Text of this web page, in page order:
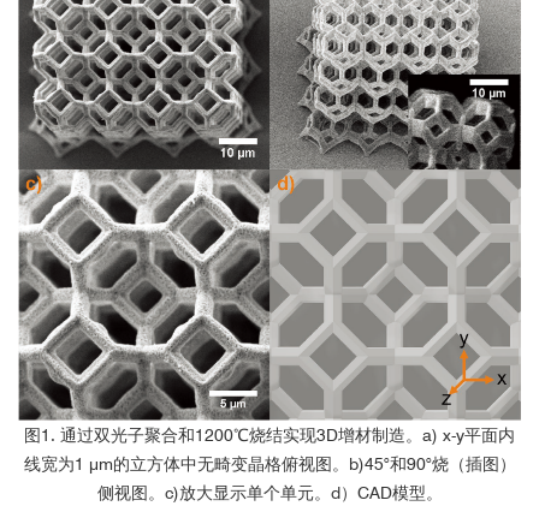
图1. 通过双光子聚合和1200℃烧结实现3D增材制造。a) x-y平面内
线宽为1 μm的立方体中无畸变晶格俯视图。b)45°和90°烧（插图）
侧视图。c)放大显示单个单元。d）CAD模型。
Laser Nanofactory在样品上进行激光烧蚀
[6] D. Gonzalez-Hernandez, S. Varapnickas, G. Merkininkaitė, A.
Čiburys, D. Gailevičius, S. Šakirzanovas, S. Juodkazis, and M.
Malinauskas,”Laser 3D Printing of Inorganic Free‑Form Micro-
Optics”,Photonics2021,8, 577, (2021).
[7] D. Andriukaitis, A. Butkutė, T. Baravykas, R. Vargalis, J.
Stančikas, T. Tičkūnas, V. Sirutkaitis, and L. Jonušauskas,
“Femtosecond Fabrication of 3D Free-Form Functional Glass
Microdevices: Burst-Mode Ablation and Selective Etching
Solutions”, 2021 Conference on Lasers and Electro-Optics
Europe & European Quantum Electronics Conference, (2021).
[8] A. Butkutė, T. Baravykas, J. Stančikas, T. Tičkūnas, R. Vargalis,
D. Paipulas, V. Sirutkaitis, and L. Janušauskas, “Optimization of
selective laser etching (SLE) for glass micromechanical structure
fabrication”, Optical Express23487, Vol. 29, No. 15, 19.07.2021,
(2021).
[9] A. Maruška, T. Drevinskas, M. Stankevičius, K. Bimbiraitė-
Survilienė, V. Kaškonienė, L. Jonušauskas, R. Gadonas, S.
Nilsson, and O. Kornyšova, “Single-chip based contactless
增材 - 多光子聚合物3D结构制作